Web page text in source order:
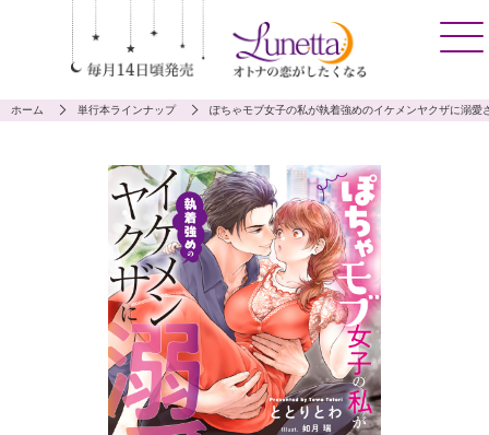
ホーム 単行本ラインナップ ぽちゃモブ女子の私が執着強めのイケメンヤクザに溺愛